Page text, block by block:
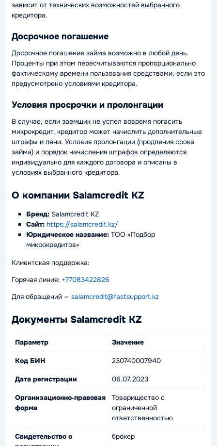
зависит от технических возможностей выбранного
кредитора.
Досрочное погашение
Досрочное погашение займа возможно в любой день.
Проценты при этом пересчитываются пропорционально
фактическому времени пользования средствами, если это
предусмотрено условиями кредитора.
Условия просрочки и пролонгации
В случае, если заемщик не успел вовремя погасить
микрокредит, кредитор может начислить дополнительные
штрафы и пени. Условия пролонгации (продления срока
займа) и порядок начисления штрафов определяются
индивидуально для каждого договора и описаны в
условиях выбранного кредитора.
О компании Salamcredit KZ
Бренд: Salamcredit KZ
Сайт: https://salamcredit.kz/
Юридическое название: ТОО «Подбор
микрокредитов»
Клиентская поддержка:
Горячая линия: +77083422826
Для обращений — salamcredit@fastsupport.kz
Документы Salamcredit KZ
Параметр Значение
Код БИН 230740007940
Дата регистрации 06.07.2023
Организационно‑правовая
форма
Товарищество с
ограниченной
ответственностью
Свидетельство о
брокер